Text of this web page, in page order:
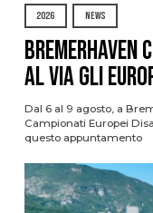
2026 NEWS
Bremerhaven
al via gli
Dal 6 al 9 agosto, a
Campionati Europei
questo appuntamento